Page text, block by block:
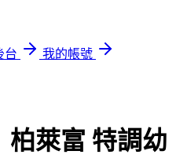
台
我的帳號
柏萊富 特調幼